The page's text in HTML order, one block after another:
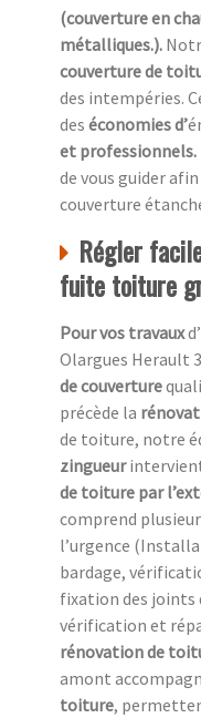
(couverture en
métalliques.).
couverture de
des intempéries.
des économies d’
et professionnels.
de vous guider
couverture
Régler
fuite toiture
Pour vos travaux
Olargues Herault
de couverture
précède la
de toiture, notre
zingueur
de toiture par
comprend
l’urgence
bardage,
fixation des joints
vérification et
rénovation de
amont
toiture,